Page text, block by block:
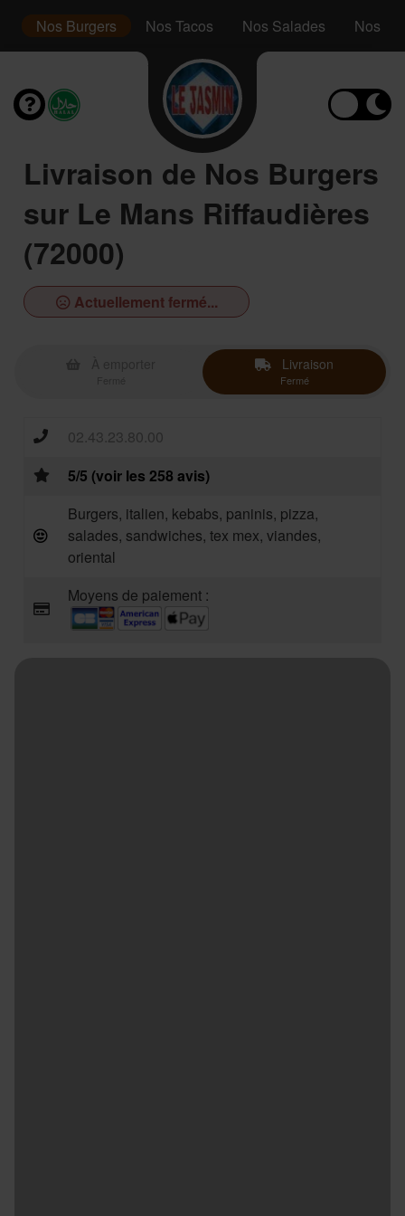
Nos Burgers Nos Tacos Nos Salades Nos
Livraison de Nos Burgers
sur Le Mans Riffaudières
(72000)
Actuellement fermé...
Livraison
Fermé
02.43.23.80.00
5/5 (voir les 258 avis)
Burgers, italien, kebabs, paninis, pizza,
salades, sandwiches, tex mex, viandes,
oriental
Moyens de paiement :